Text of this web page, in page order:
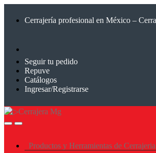
Cerrajería profesional en México –
Seguir tu pedido
Repuve
Catálogos
Ingresar/Registrarse
Productos y Herramientas de Cerrajeria